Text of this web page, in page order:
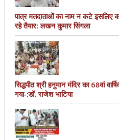
पात्र मतदाताओं का नाम न कटे इसलिए
रहे तैयार: लखन कुमार सिंगला
सिद्धपीठ श्री हनुमान मंदिर का 68वां
गया-:डॉ. राजेश भाटिया